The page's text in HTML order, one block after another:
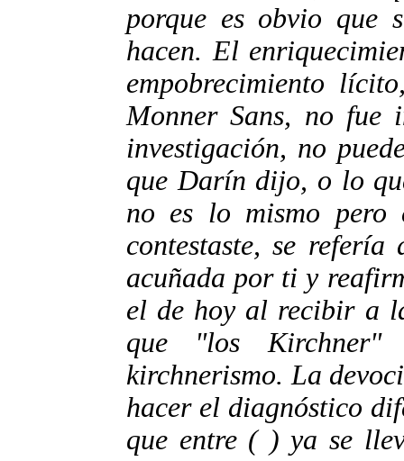
porque es obvio que
hacen. El
empobrecimiento
Monner Sans, no fue
investigación, no
que Darín dijo, o lo
no es lo mismo
contestaste, se
acuñada por ti y
el de hoy al recibir a
que "los
kirchnerismo. La
hacer el diagnóstico
que entre ( ) ya se